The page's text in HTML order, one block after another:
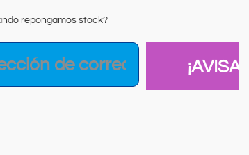
repongamos stock?